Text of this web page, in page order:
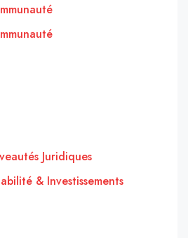
Juridiques
& Investissements